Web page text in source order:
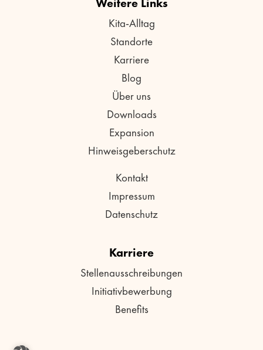
Kita-Alltag
Standorte
Karriere
Blog
Über uns
Downloads
Expansion
Hinweisgeberschutz
Kontakt
Impressum
Datenschutz
Karriere
Stellenausschreibungen
Initiativbewerbung
Benefits